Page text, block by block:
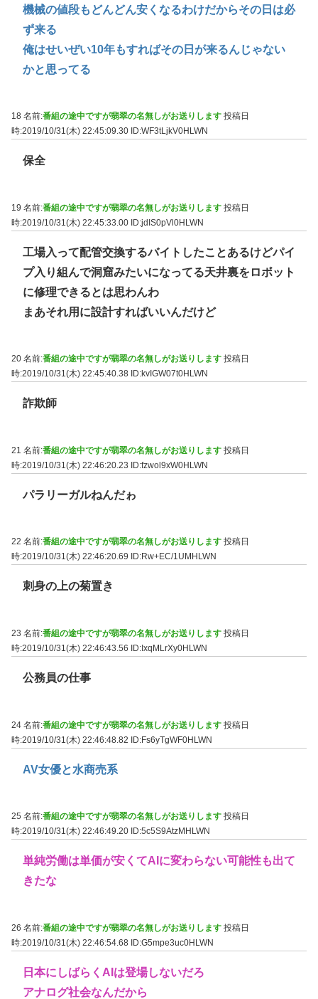
機械の値段もどんどん安くなるわけだからその日は必
ず来る
俺はせいぜい10年もすればその日が来るんじゃない
かと思ってる
18 名前:番組の途中ですが翡翠の名無しがお送りします 投稿日
時:2019/10/31(木) 22:45:09.30 ID:WF3tLjkV0HLWN
保全
19 名前:番組の途中ですが翡翠の名無しがお送りします 投稿日
時:2019/10/31(木) 22:45:33.00 ID:jdIS0pVl0HLWN
工場入って配管交換するバイトしたことあるけどパイ
プ入り組んで洞窟みたいになってる天井裏をロボット
に修理できるとは思わんわ
まあそれ用に設計すればいいんだけど
20 名前:番組の途中ですが翡翠の名無しがお送りします 投稿日
時:2019/10/31(木) 22:45:40.38 ID:kvIGW07t0HLWN
詐欺師
21 名前:番組の途中ですが翡翠の名無しがお送りします 投稿日
時:2019/10/31(木) 22:46:20.23 ID:fzwol9xW0HLWN
パラリーガルねんだゎ
22 名前:番組の途中ですが翡翠の名無しがお送りします 投稿日
時:2019/10/31(木) 22:46:20.69
ID:Rw+EC/1UMHLWN
刺身の上の菊置き
23 名前:番組の途中ですが翡翠の名無しがお送りします 投稿日
時:2019/10/31(木) 22:46:43.56
ID:IxqMLrXy0HLWN
公務員の仕事
24 名前:番組の途中ですが翡翠の名無しがお送りします 投稿日
時:2019/10/31(木) 22:46:48.82 ID:Fs6yTgWF0HLWN
AV女優と水商売系
25 名前:番組の途中ですが翡翠の名無しがお送りします 投稿日
時:2019/10/31(木) 22:46:49.20 ID:5c5S9AtzMHLWN
単純労働は単価が安くてAIに変わらない可能性も出て
きたな
26 名前:番組の途中ですが翡翠の名無しがお送りします 投稿日
時:2019/10/31(木) 22:46:54.68 ID:G5mpe3uc0HLWN
日本にしばらくAIは登場しないだろ
アナログ社会なんだから